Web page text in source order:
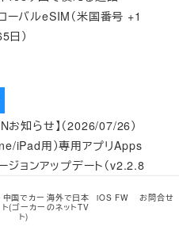
ーバルeSIM（米国番号 +1
日）
お知らせ】（2026/07/26）
iPad用）専用アプリApps
ョンアップデート（v2.2.8
中国でカー
ト(ゴーカー
ト)
海外で日本
のネットTV
iOS FW お問合せ